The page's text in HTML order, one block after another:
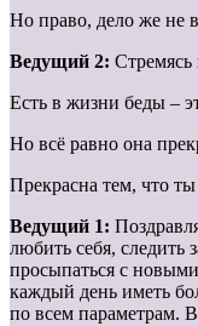
Но право, дело же не
Ведущий 2: Стремясь
Есть в жизни беды –
Но всё равно она
Прекрасна тем, что
Ведущий 1:
любить себя, следить
просыпаться с
каждый день иметь
по всем параметрам.